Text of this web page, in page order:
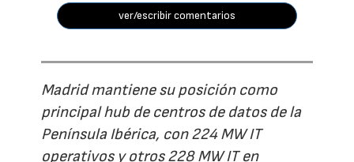
ver/escribir comentarios
Madrid mantiene su posición como
principal hub de centros de datos de la
Península Ibérica, con 224 MW IT
operativos y otros 228 MW IT en